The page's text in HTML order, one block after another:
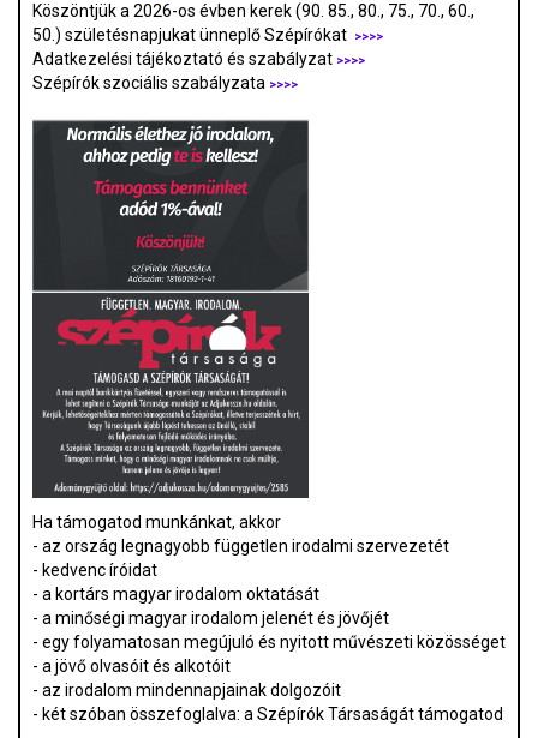
Köszöntjük a 2026-os évben kerek (90. 85., 80., 75., 70., 60.,
50.) születésnapjukat ünneplő Szépírókat
>>>>
Adatkezelési tájékoztató és szabályzat >>>>
Szépírók szociális szabályzata >>>>
Ha támogatod munkánkat, akkor
- az ország legnagyobb független irodalmi szervezetét
- kedvenc íróidat
- a kortárs magyar irodalom oktatását
- a minőségi magyar irodalom jelenét és jövőjét
- egy folyamatosan megújuló és nyitott művészeti közösséget
- a jövő olvasóit és alkotóit
- az irodalom mindennapjainak dolgozóit
- két szóban összefoglalva: a Szépírók Társaságát támogatod